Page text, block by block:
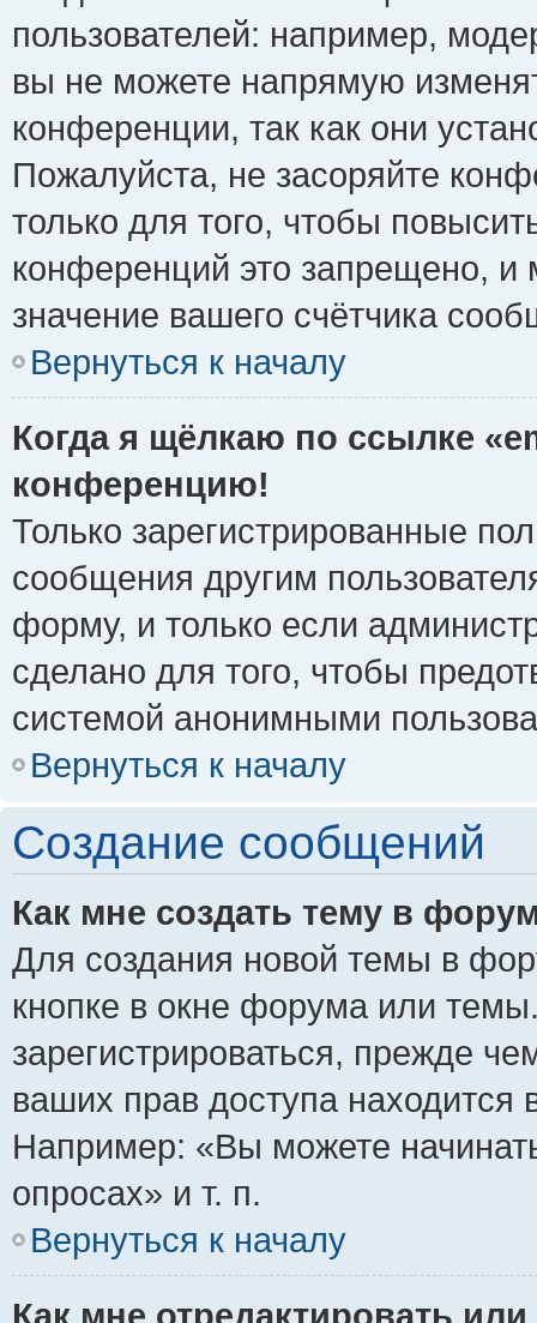
пользователей: например,
вы не можете напрямую
конференции, так как они
Пожалуйста, не засоряйте
только для того, чтобы
конференций это запрещено, и
значение вашего счётчика
Вернуться к началу
Когда я щёлкаю по ссылке
конференцию!
Только зарегистрированные
сообщения другим
форму, и только если
сделано для того, чтобы
системой анонимными
Вернуться к началу
Создание сообщений
Как мне создать тему в
Для создания новой темы в
кнопке в окне форума или
зарегистрироваться, прежде
ваших прав доступа
Например: «Вы можете
опросах» и т. п.
Вернуться к началу
Как мне отредактировать